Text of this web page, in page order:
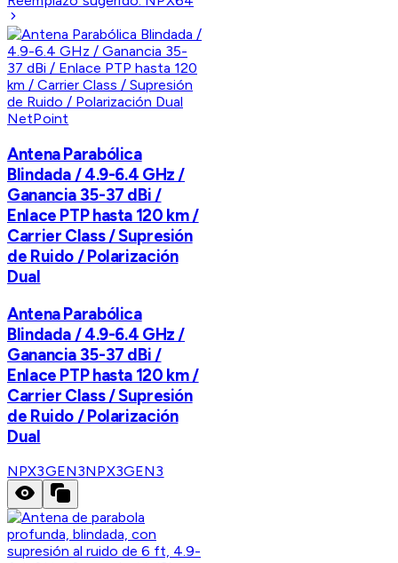
NetPoint
Antena Parabólica
Blindada / 4.9-6.4 GHz /
Ganancia 35-37 dBi /
Enlace PTP hasta 120 km /
Carrier Class / Supresión
de Ruido / Polarización
Dual
Antena Parabólica
Blindada / 4.9-6.4 GHz /
Ganancia 35-37 dBi /
Enlace PTP hasta 120 km /
Carrier Class / Supresión
de Ruido / Polarización
Dual
NPX3GEN3NPX3GEN3